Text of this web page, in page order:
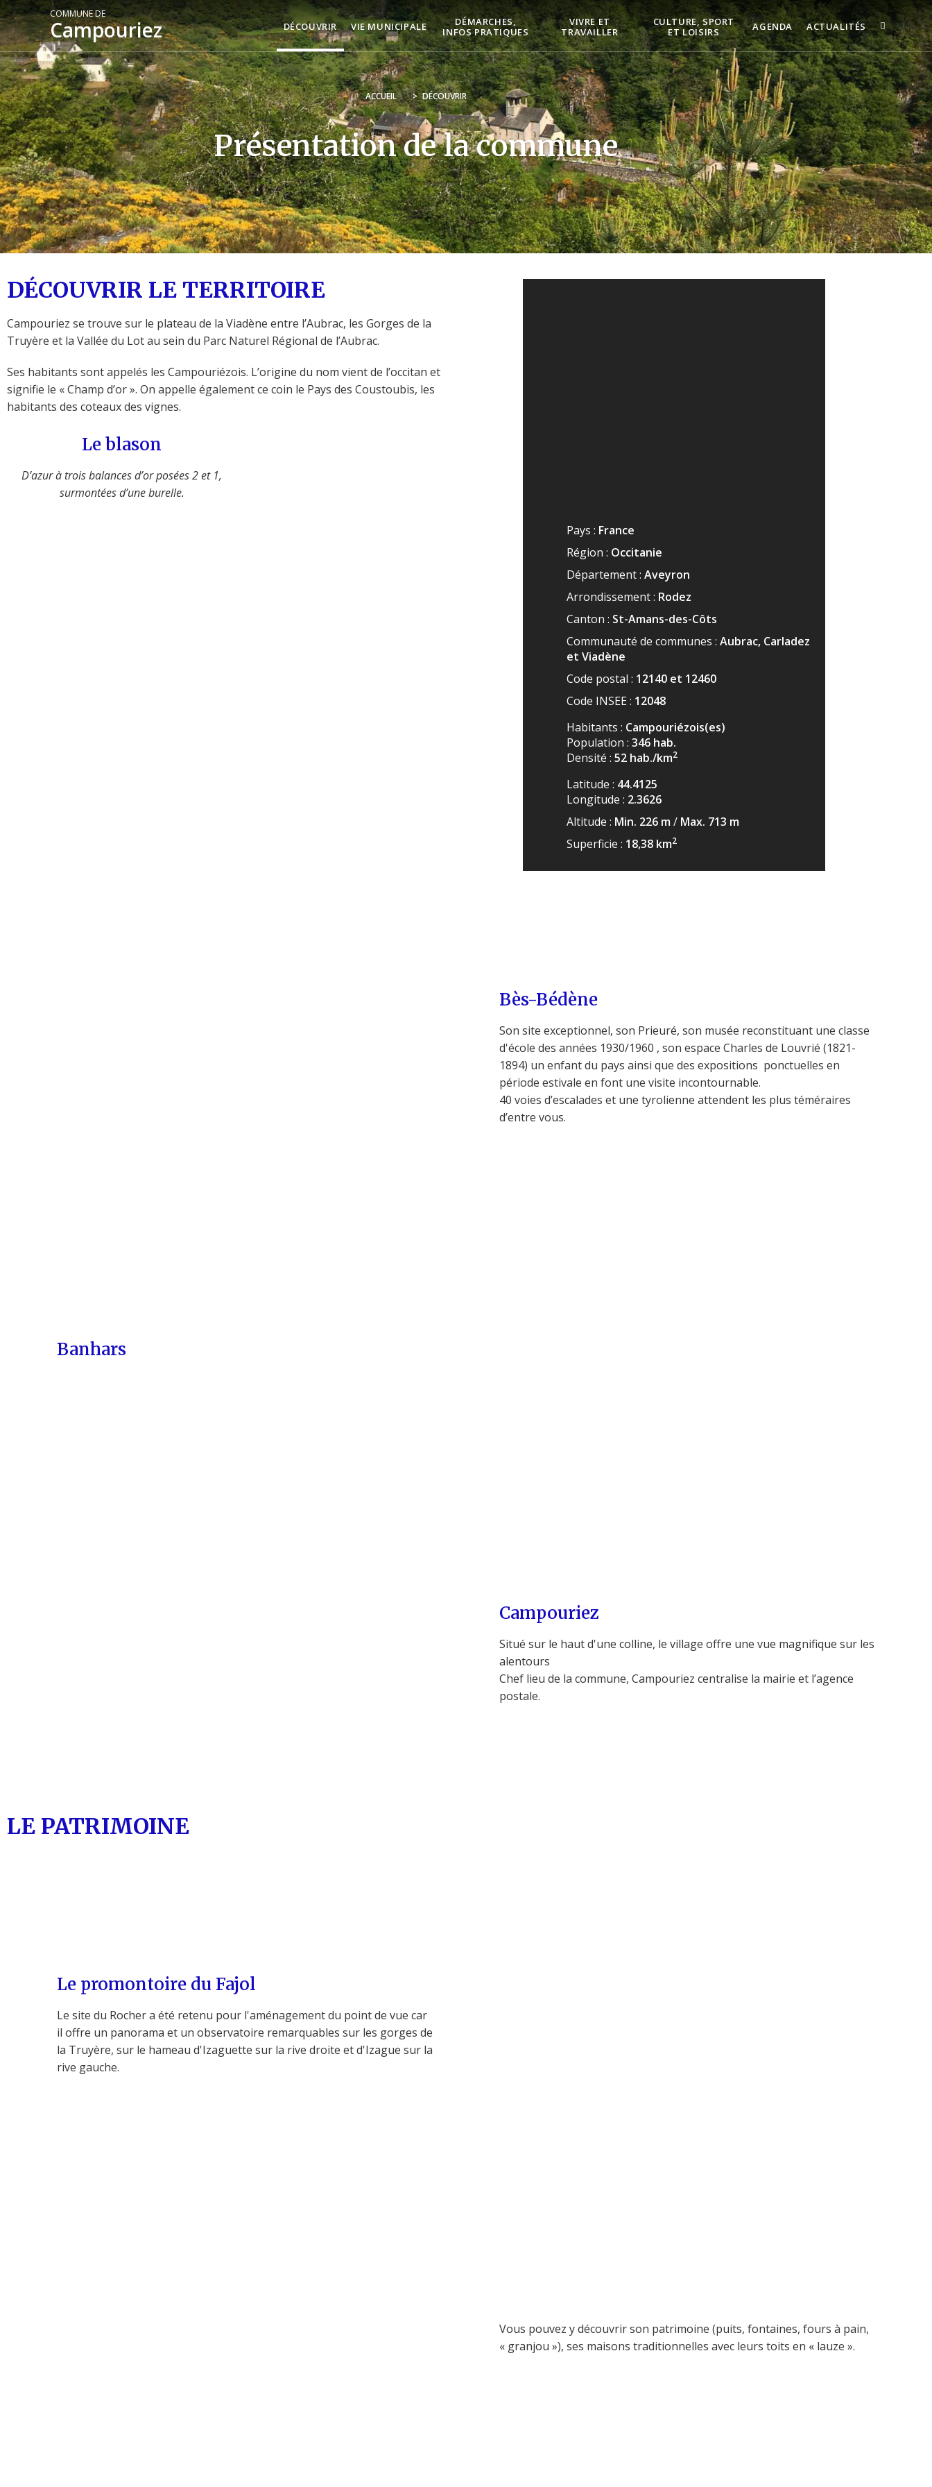
COMMUNE DE
Campouriez DÉCOUVRIR VIE MUNICIPALE
DÉMARCHES,
INFOS PRATIQUES
VIVRE ET
TRAVAILLER
CULTURE, SPORT
ET LOISIRS
AGENDA ACTUALITÉS
ACCUEIL > DÉCOUVRIR
Présentation de la commune
DÉCOUVRIR LE TERRITOIRE
Campouriez se trouve sur le plateau de la Viadène entre l’Aubrac, les Gorges de la
Truyère et la Vallée du Lot au sein du Parc Naturel Régional de l’Aubrac.
Ses habitants sont appelés les Campouriézois. L’origine du nom vient de l’occitan et
signifie le « Champ d’or ». On appelle également ce coin le Pays des Coustoubis, les
habitants des coteaux des vignes.
Le blason
D’azur à trois balances d’or posées 2 et 1,
surmontées d’une burelle.
Pays : France
Région : Occitanie
Département : Aveyron
Arrondissement : Rodez
Canton : St-Amans-des-Côts
Communauté de communes : Aubrac, Carladez
et Viadène
Code postal : 12140 et 12460
Code INSEE : 12048
Habitants : Campouriézois(es)
Population : 346 hab.
Densité : 52 hab./km2
Latitude : 44.4125
Longitude : 2.3626
Altitude : Min. 226 m/ Max. 713 m
Superficie : 18,38 km2
Bès-Bédène
Son site exceptionnel, son Prieuré, son musée reconstituant une classe
d'école des années 1930/1960 , son espace Charles de Louvrié (1821-
1894) un enfant du pays ainsi que des expositions ponctuelles en
période estivale en font une visite incontournable.
40 voies d’escalades et une tyrolienne attendent les plus téméraires
d’entre vous.
Banhars
Campouriez
Situé sur le haut d'une colline, le village offre une vue magnifique sur les
alentours
Chef lieu de la commune, Campouriez centralise la mairie et l’agence
postale.
LE PATRIMOINE
Le promontoire du Fajol
Le site du Rocher a été retenu pour l'aménagement du point de vue car
il offre un panorama et un observatoire remarquables sur les gorges de
la Truyère, sur le hameau d'Izaguette sur la rive droite et d'Izague sur la
rive gauche.
Vous pouvez y découvrir son patrimoine (puits, fontaines, fours à pain,
« granjou »), ses maisons traditionnelles avec leurs toits en « lauze ».